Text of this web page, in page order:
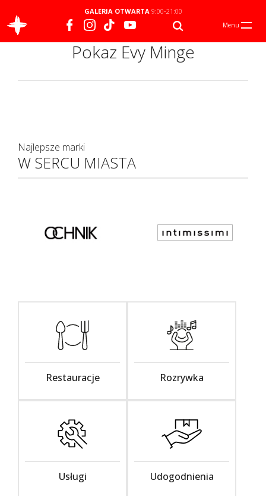
GALERIA OTWARTA9:00-21:00
Menu
Pokaz Evy Minge
Najlepsze marki
W SERCU MIASTA
Restauracje Rozrywka
Usługi Udogodnienia